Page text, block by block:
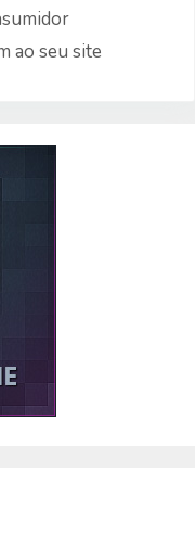
ao seu site